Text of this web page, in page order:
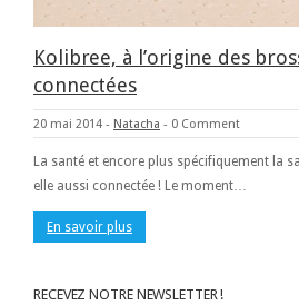
Kolibree, à l’origine des
connectées
20 mai 2014 - Natacha - 0 Comment
La santé et encore plus spécifiquement la
elle aussi connectée ! Le moment…
En savoir plus
RECEVEZ NOTRE NEWSLETTER !